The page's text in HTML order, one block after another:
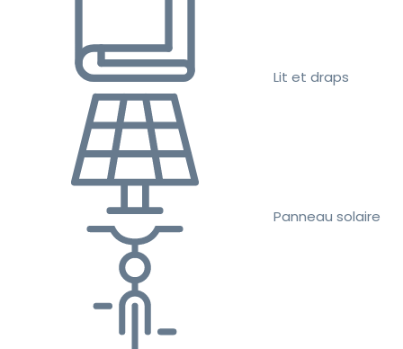
Lit et draps
Panneau solaire